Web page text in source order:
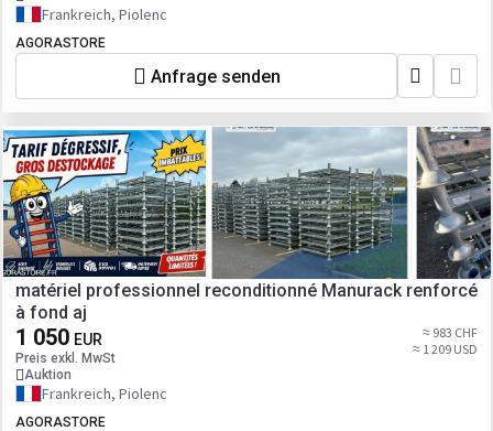
Frankreich, Piolenc
AGORASTORE
Anfrage senden
matériel professionnel reconditionné Manurack renforcé
à fond aj
1 050 EUR
Preis exkl. MwSt
Auktion
≈ 983 CHF
≈ 1 209 USD
Frankreich, Piolenc
AGORASTORE